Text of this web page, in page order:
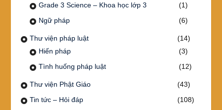
Grade 3 Science – Khoa học lớp 3
(1)
Ngữ pháp
(6)
Thư viện pháp luật
(14)
Hiến pháp
(3)
Tình huống pháp luật
(12)
Thư viện Phật Giáo
(43)
Tin tức – Hỏi đáp
(108)